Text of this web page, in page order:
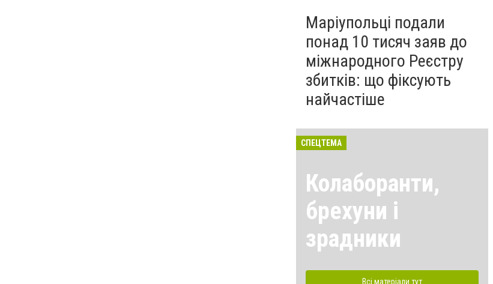
Маріупольці подали
понад 10 тисяч заяв до
міжнародного Реєстру
збитків: що фіксують
найчастіше
СПЕЦТЕМА
Колаборанти,
брехуни і
зрадники
Всі матеріали тут